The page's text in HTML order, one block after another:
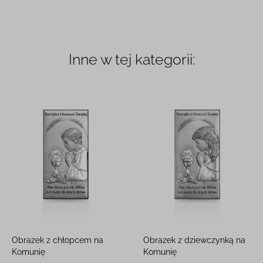
Inne w tej kategorii:
Obrazek z chłopcem na
Komunię
Obrazek z dziewczynką na
Komunię